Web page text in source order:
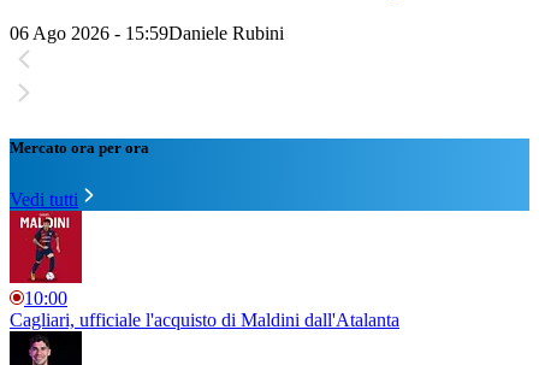
06 Ago 2026 - 15:59Daniele Rubini
Mercato ora per ora
Vedi tutti
10:00
Cagliari, ufficiale l'acquisto di Maldini dall'Atalanta